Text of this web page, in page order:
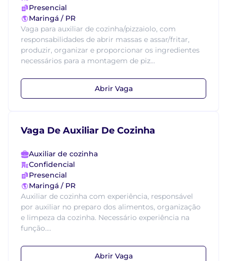
Presencial
Maringá / PR
Vaga para auxiliar de cozinha/pizzaiolo, com
responsabilidades de abrir massas e assar/fritar,
produzir, organizar e proporcionar os ingredientes
necessários para a montagem de piz...
Abrir Vaga
Vaga De Auxiliar De Cozinha
Auxiliar de cozinha
Confidencial
Presencial
Maringá / PR
Auxiliar de cozinha com experiência, responsável
por auxiliar no preparo dos alimentos, organização
e limpeza da cozinha. Necessário experiência na
função....
Abrir Vaga